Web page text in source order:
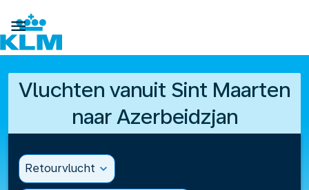

Vluchten vanuit Sint Maarten
naar Azerbeidzjan
Retourvlucht expand_more